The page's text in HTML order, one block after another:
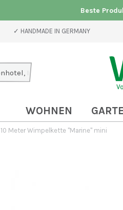
Beste
✓ HANDMADE IN GERMANY
WOHNEN
10 Meter Wimpelkette "Marine" mini